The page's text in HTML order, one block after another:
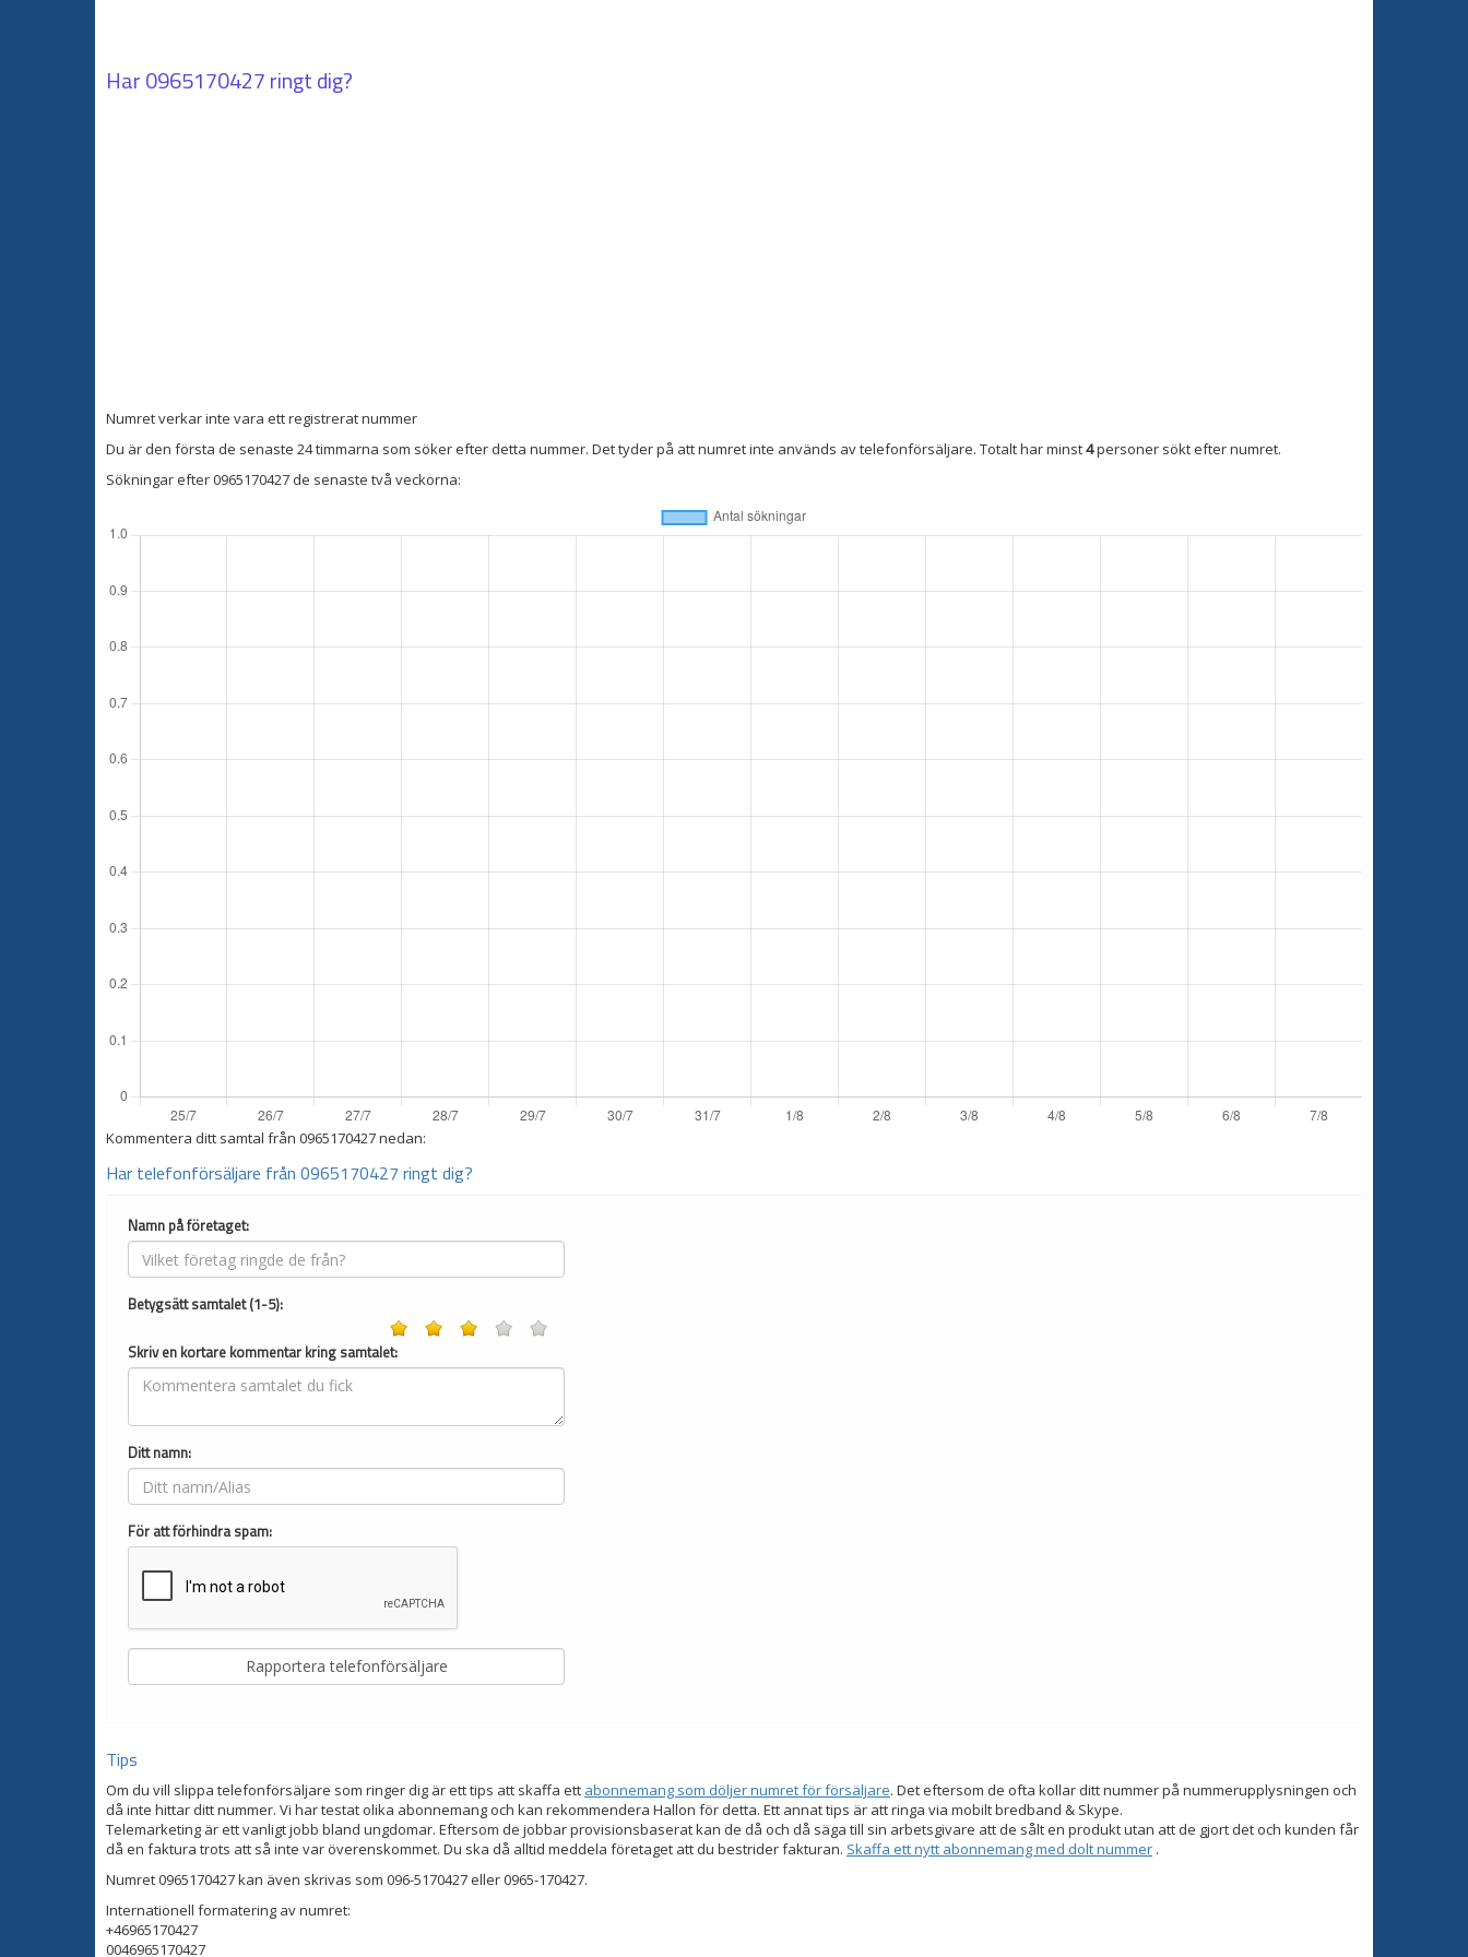
Har0965170427ringt dig?
Numret verkar inte vara ett registrerat nummer
Du är den första de senaste 24 timmarna som söker efter detta nummer. Det tyder på att numret inte används av telefonförsäljare. Totalt har minst4personer sökt efter numret.
Sökningar efter 0965170427 de senaste två veckorna:
Kommentera ditt samtal från 0965170427nedan:
Har telefonförsäljare från 0965170427 ringt dig?
Namn på företaget:
Betygsätt samtalet (1-5):
Skriv en kortare kommentar kring samtalet:
Ditt namn:
För att förhindra spam:
Tips
Om du vill slippa telefonförsäljare som ringer dig är ett tips att skaffa ett abonnemang som döljer numret för försäljare. Det eftersom de ofta kollar ditt nummer på nummerupplysningen och
då inte hittar ditt nummer. Vi har testat olika abonnemang och kan rekommendera Hallon för detta. Ett annat tips är att ringa via mobilt bredband & Skype.
Telemarketing är ett vanligt jobb bland ungdomar. Eftersom de jobbar provisionsbaserat kan de då och då säga till sin arbetsgivare att de sålt en produkt utan att de gjort det och kunden får
då en faktura trots att så inte var överenskommet. Du ska då alltid meddela företaget att du bestrider fakturan. Skaffa ett nytt abonnemang med dolt nummer .
Numret 0965170427 kan även skrivas som 096-5170427 eller 0965-170427.
Internationell formatering av numret:
+46965170427
0046965170427